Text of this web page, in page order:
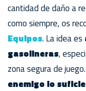
cantidad de daño a
como siempre, os
Equipos. La idea es
gasolineras,
zona segura de juego.
enemigo lo